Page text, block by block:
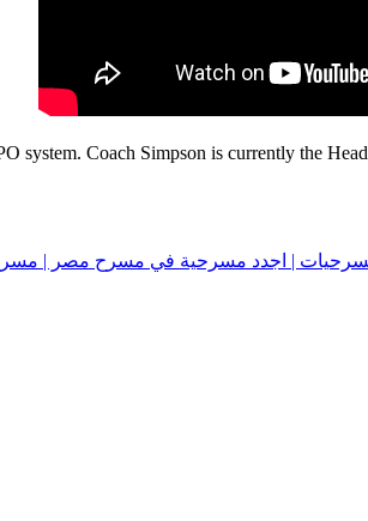
system. Coach Simpson is currently the